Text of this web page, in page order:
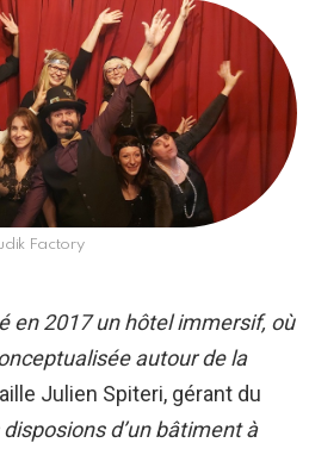
Factory
en 2017 un hôtel immersif, où
autour de la
Julien Spiteri, gérant du
d’un bâtiment à